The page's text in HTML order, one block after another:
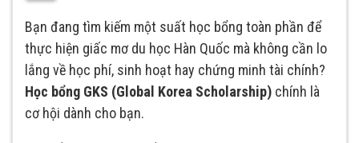
Bạn đang tìm kiếm một suất học bổng toàn phần để
thực hiện giấc mơ du học Hàn Quốc mà không cần lo
lắng về học phí, sinh hoạt hay chứng minh tài chính?
Học bổng GKS (Global Korea Scholarship) chính là
cơ hội dành cho bạn.